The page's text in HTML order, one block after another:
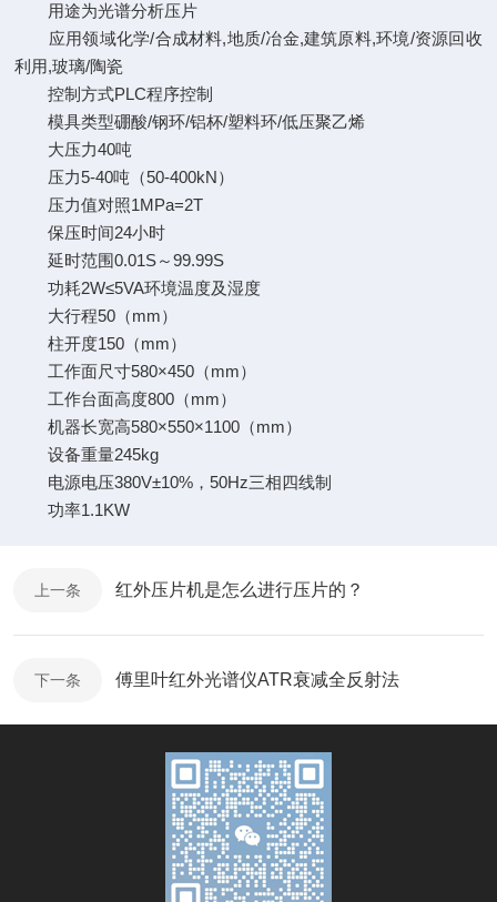
用途为光谱分析压片
应用领域化学/合成材料,地质/冶金,建筑原料,环境/资源回收
利用,玻璃/陶瓷
控制方式PLC程序控制
模具类型硼酸/钢环/铝杯/塑料环/低压聚乙烯
大压力40吨
压力5-40吨（50-400kN）
压力值对照1MPa=2T
保压时间24小时
延时范围0.01S～99.99S
功耗2W≤5VA环境温度及湿度
大行程50（mm）
柱开度150（mm）
工作面尺寸580×450（mm）
工作台面高度800（mm）
机器长宽高580×550×1100（mm）
设备重量245kg
电源电压380V±10%，50Hz三相四线制
功率1.1KW
上一条 红外压片机是怎么进行压片的？
下一条 傅里叶红外光谱仪ATR衰减全反射法